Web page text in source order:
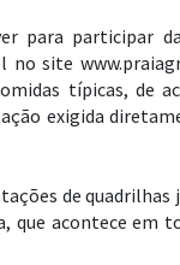
para participar
site
típicas, de
exigida
de
que acontece em